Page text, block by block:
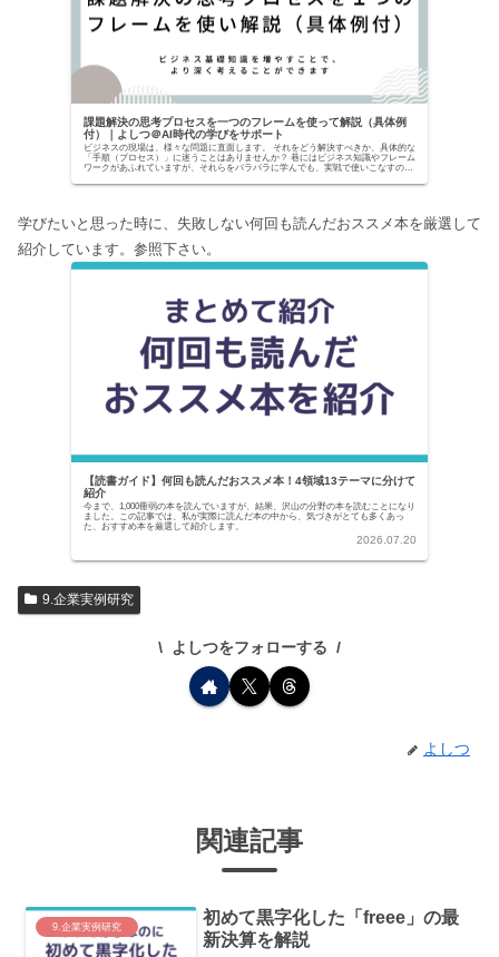
課題解決の思考プロセスを一つのフレームを使って解説（具体例
付）｜よしつ＠AI時代の学びをサポート
ビジネスの現場は、様々な問題に直面します。 それをどう解決すべきか、具体的な
「手順（プロセス）」に迷うことはありませんか？ 巷にはビジネス知識やフレーム
ワークがあふれていますが、それらをバラバラに学んでも、実戦で使いこなすのは
学びたいと思った時に、失敗しない何回も読んだおススメ本を厳選して
紹介しています。参照下さい。
【読書ガイド】何回も読んだおススメ本！4領域13テーマに分けて
紹介
今まで、1,000冊弱の本を読んでいますが、結果、沢山の分野の本を読むことになり
ました。この記事では、私が実際に読んだ本の中から、気づきがとても多くあっ
た、おすすめ本を厳選して紹介します。
2026.07.20
9.企業実例研究
よしつをフォローする
よしつ
関連記事
9.企業実例研究
初めて黒字化した「freee」の最
新決算を解説